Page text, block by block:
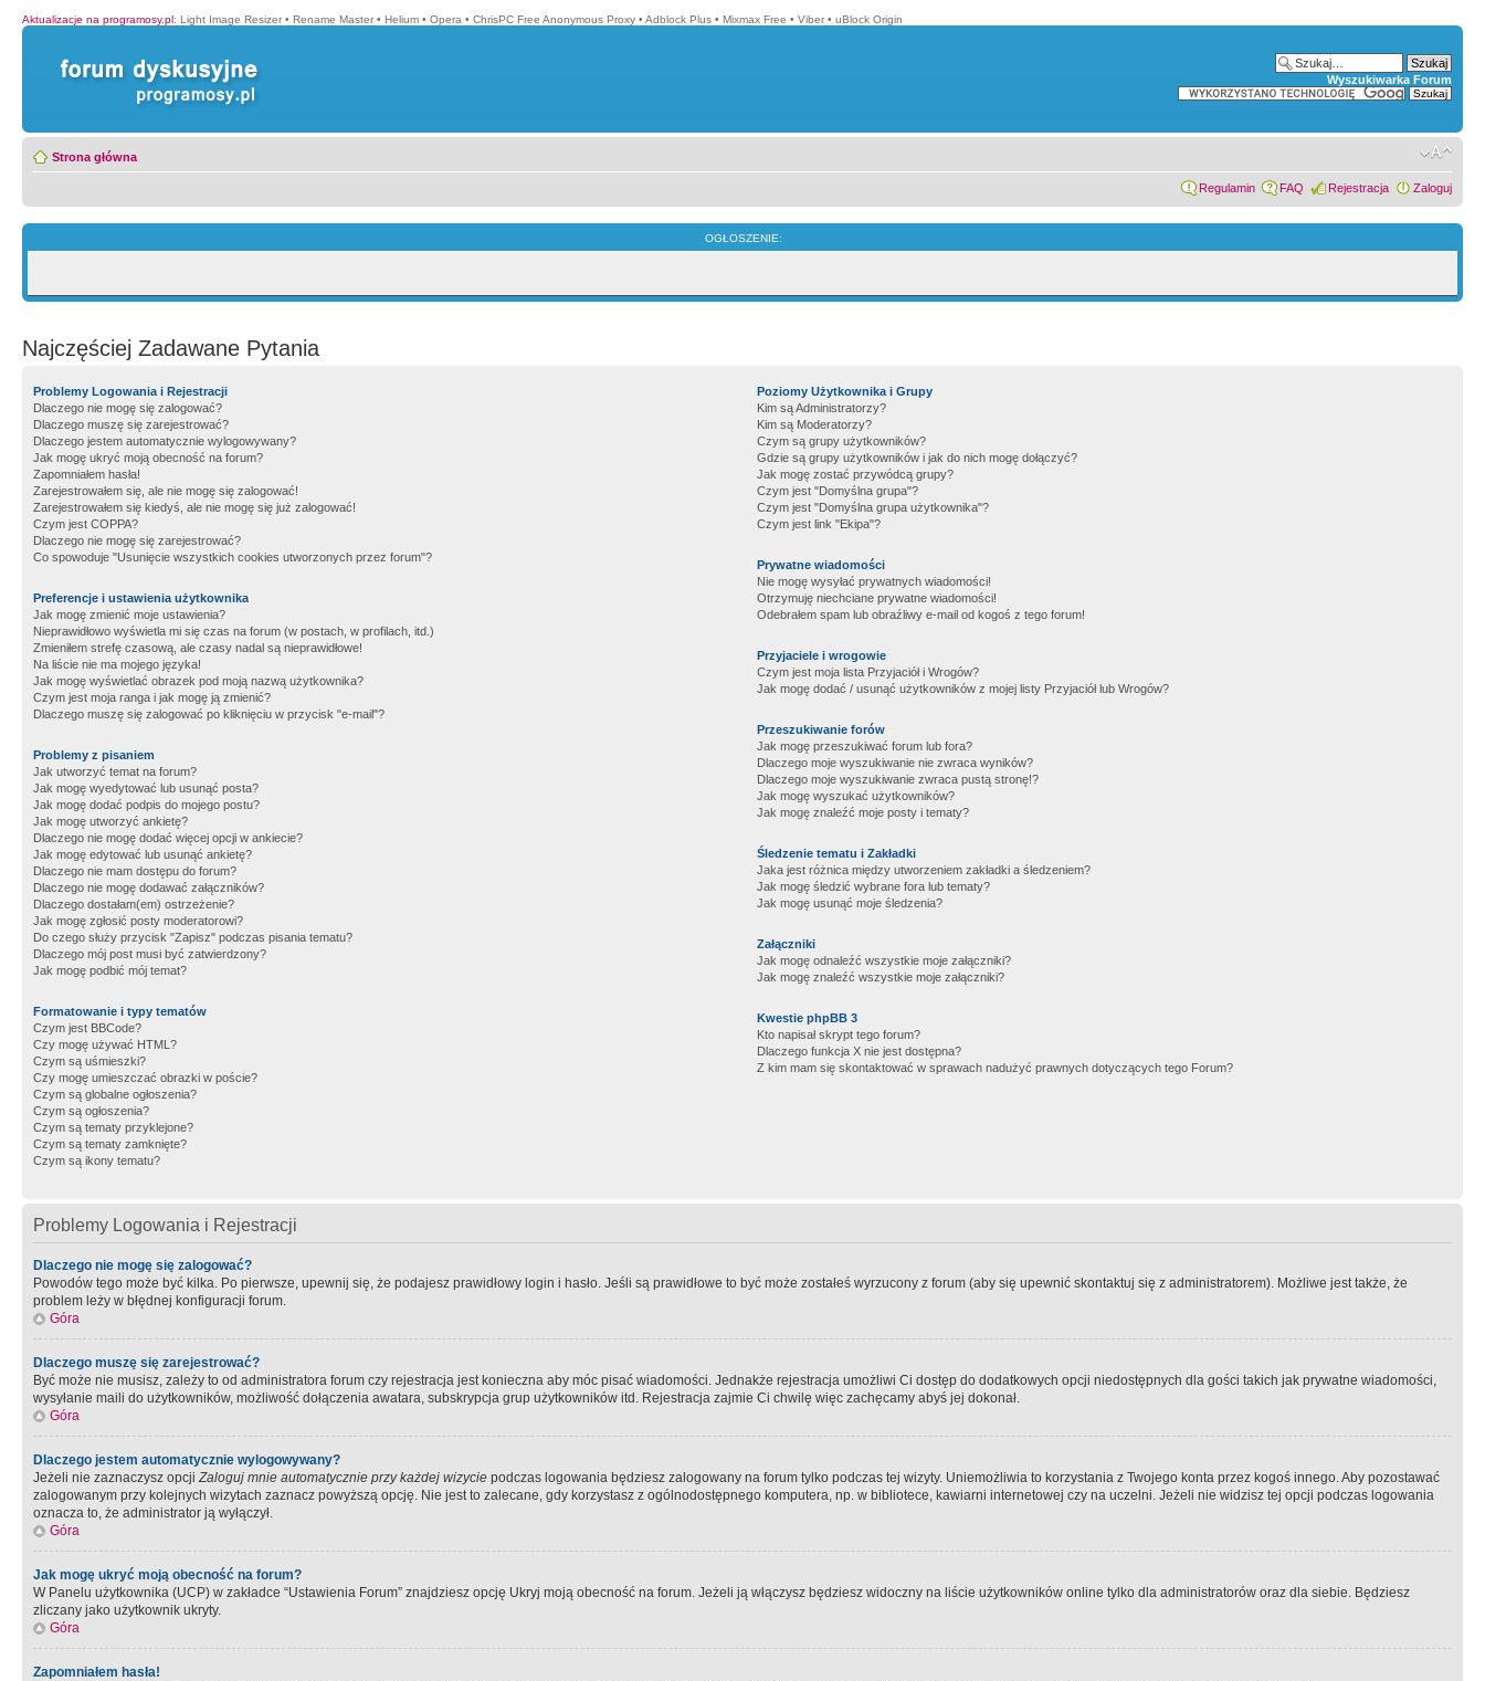
Aktualizacje na programosy.pl: Light Image Resizer • Rename Master • Helium • Opera • ChrisPC Free Anonymous Proxy • Adblock Plus • Mixmax Free • Viber • uBlock Origin
Wyszukiwarka Forum
Strona główna
Regulamin FAQ Rejestracja Zaloguj
OGŁOSZENIE:
Najczęściej Zadawane Pytania
Problemy Logowania i Rejestracji
Dlaczego nie mogę się zalogować?
Dlaczego muszę się zarejestrować?
Dlaczego jestem automatycznie wylogowywany?
Jak mogę ukryć moją obecność na forum?
Zapomniałem hasła!
Zarejestrowałem się, ale nie mogę się zalogować!
Zarejestrowałem się kiedyś, ale nie mogę się już zalogować!
Czym jest COPPA?
Dlaczego nie mogę się zarejestrować?
Co spowoduje "Usunięcie wszystkich cookies utworzonych przez forum"?
Preferencje i ustawienia użytkownika
Jak mogę zmienić moje ustawienia?
Nieprawidłowo wyświetla mi się czas na forum (w postach, w profilach, itd.)
Zmieniłem strefę czasową, ale czasy nadal są nieprawidłowe!
Na liście nie ma mojego języka!
Jak mogę wyświetlać obrazek pod moją nazwą użytkownika?
Czym jest moja ranga i jak mogę ją zmienić?
Dlaczego muszę się zalogować po kliknięciu w przycisk "e-mail"?
Problemy z pisaniem
Jak utworzyć temat na forum?
Jak mogę wyedytować lub usunąć posta?
Jak mogę dodać podpis do mojego postu?
Jak mogę utworzyć ankietę?
Dlaczego nie mogę dodać więcej opcji w ankiecie?
Jak mogę edytować lub usunąć ankietę?
Dlaczego nie mam dostępu do forum?
Dlaczego nie mogę dodawać załączników?
Dlaczego dostałam(em) ostrzeżenie?
Jak mogę zgłosić posty moderatorowi?
Do czego służy przycisk "Zapisz" podczas pisania tematu?
Dlaczego mój post musi być zatwierdzony?
Jak mogę podbić mój temat?
Formatowanie i typy tematów
Czym jest BBCode?
Czy mogę używać HTML?
Czym są uśmieszki?
Czy mogę umieszczać obrazki w poście?
Czym są globalne ogłoszenia?
Czym są ogłoszenia?
Czym są tematy przyklejone?
Czym są tematy zamknięte?
Czym są ikony tematu?
Poziomy Użytkownika i Grupy
Kim są Administratorzy?
Kim są Moderatorzy?
Czym są grupy użytkowników?
Gdzie są grupy użytkowników i jak do nich mogę dołączyć?
Jak mogę zostać przywódcą grupy?
Czym jest "Domyślna grupa"?
Czym jest "Domyślna grupa użytkownika"?
Czym jest link "Ekipa"?
Prywatne wiadomości
Nie mogę wysyłać prywatnych wiadomości!
Otrzymuję niechciane prywatne wiadomości!
Odebrałem spam lub obraźliwy e-mail od kogoś z tego forum!
Przyjaciele i wrogowie
Czym jest moja lista Przyjaciół i Wrogów?
Jak mogę dodać / usunąć użytkowników z mojej listy Przyjaciół lub Wrogów?
Przeszukiwanie forów
Jak mogę przeszukiwać forum lub fora?
Dlaczego moje wyszukiwanie nie zwraca wyników?
Dlaczego moje wyszukiwanie zwraca pustą stronę!?
Jak mogę wyszukać użytkowników?
Jak mogę znaleźć moje posty i tematy?
Śledzenie tematu i Zakładki
Jaka jest różnica między utworzeniem zakładki a śledzeniem?
Jak mogę śledzić wybrane fora lub tematy?
Jak mogę usunąć moje śledzenia?
Załączniki
Jak mogę odnaleźć wszystkie moje załączniki?
Jak mogę znaleźć wszystkie moje załączniki?
Kwestie phpBB 3
Kto napisał skrypt tego forum?
Dlaczego funkcja X nie jest dostępna?
Z kim mam się skontaktować w sprawach nadużyć prawnych dotyczących tego Forum?
Problemy Logowania i Rejestracji
Dlaczego nie mogę się zalogować?
Powodów tego może być kilka. Po pierwsze, upewnij się, że podajesz prawidłowy login i hasło. Jeśli są prawidłowe to być może zostałeś wyrzucony z forum (aby się upewnić skontaktuj się z administratorem). Możliwe jest także, że
problem leży w błędnej konfiguracji forum.
Góra
Dlaczego muszę się zarejestrować?
Być może nie musisz, zależy to od administratora forum czy rejestracja jest konieczna aby móc pisać wiadomości. Jednakże rejestracja umożliwi Ci dostęp do dodatkowych opcji niedostępnych dla gości takich jak prywatne wiadomości,
wysyłanie maili do użytkowników, możliwość dołączenia awatara, subskrypcja grup użytkowników itd. Rejestracja zajmie Ci chwilę więc zachęcamy abyś jej dokonał.
Góra
Dlaczego jestem automatycznie wylogowywany?
Jeżeli nie zaznaczysz opcjiZaloguj mnie automatycznie przy każdej wizycie podczas logowania będziesz zalogowany na forum tylko podczas tej wizyty. Uniemożliwia to korzystania z Twojego konta przez kogoś innego. Aby pozostawać
zalogowanym przy kolejnych wizytach zaznacz powyższą opcję. Nie jest to zalecane, gdy korzystasz z ogólnodostępnego komputera, np. w bibliotece, kawiarni internetowej czy na uczelni. Jeżeli nie widzisz tej opcji podczas logowania
oznacza to, że administrator ją wyłączył.
Góra
Jak mogę ukryć moją obecność na forum?
W Panelu użytkownika (UCP) w zakładce “Ustawienia Forum” znajdziesz opcję Ukryj moją obecność na forum. Jeżeli ją włączysz będziesz widoczny na liście użytkowników online tylko dla administratorów oraz dla siebie. Będziesz
zliczany jako użytkownik ukryty.
Góra
Zapomniałem hasła!